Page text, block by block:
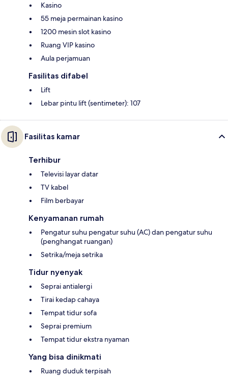
Kasino
55 meja permainan kasino
1200 mesin slot kasino
Ruang VIP kasino
Aula perjamuan
Fasilitas difabel
Lift
Lebar pintu lift (sentimeter): 107
Fasilitas kamar
Terhibur
Televisi layar datar
TV kabel
Film berbayar
Kenyamanan rumah
Pengatur suhu pengatur suhu (AC) dan pengatur suhu
(penghangat ruangan)
Setrika/meja setrika
Tidur nyenyak
Seprai antialergi
Tirai kedap cahaya
Tempat tidur sofa
Seprai premium
Tempat tidur ekstra nyaman
Yang bisa dinikmati
Ruang duduk terpisah